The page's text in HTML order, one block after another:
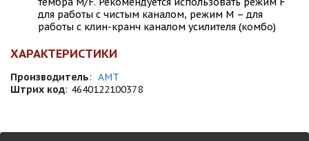
для работы с чистым каналом, режим M – для
работы с клин-кранч каналом усилителя (комбо)
ХАРАКТЕРИСТИКИ
Производитель: AMT
Штрих код: 4640122100378